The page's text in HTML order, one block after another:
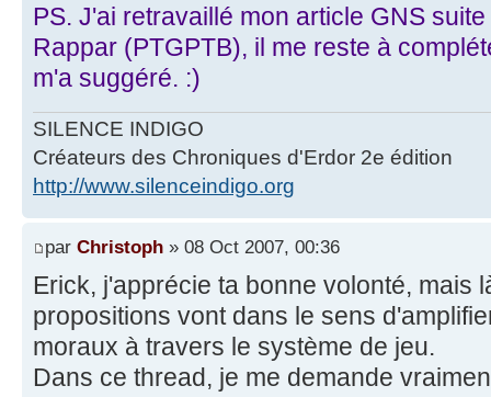
PS. J'ai retravaillé mon article GNS
Rappar (PTGPTB), il me reste à
m'a suggéré. :)
SILENCE INDIGO
Créateurs des Chroniques d'Erdor 2e édition
http://www.silenceindigo.org
par Christoph » 08 Oct 2007, 00:36
Erick, j'apprécie ta bonne volonté, mais
propositions vont dans le sens
moraux à travers le système de jeu.
Dans ce thread, je me demande